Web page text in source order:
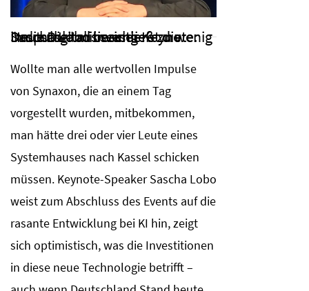
Sascha Lobo beschließt die "Impulse" mit seiner Keynote: Deutschland investiere zu wenig in die Digitalisierung
Wollte man alle wertvollen Impulse
von Synaxon, die an einem Tag
vorgestellt wurden, mitbekommen,
man hätte drei oder vier Leute eines
Systemhauses nach Kassel schicken
müssen. Keynote-Speaker Sascha Lobo
weist zum Abschluss des Events auf die
rasante Entwicklung bei KI hin, zeigt
sich optimistisch, was die Investitionen
in diese neue Technologie betrifft –